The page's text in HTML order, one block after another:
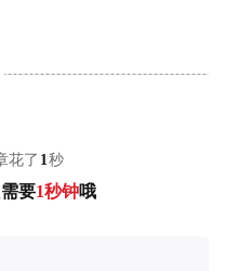
花了 1秒
要1秒钟哦